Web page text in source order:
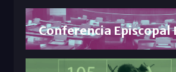
Conferencia Episcopal